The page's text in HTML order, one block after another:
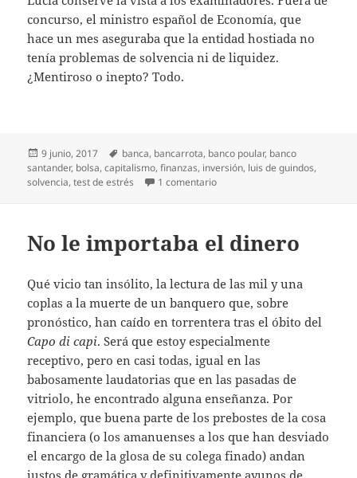
concurso, el ministro español de Economía, que
hace un mes aseguraba que la entidad hostiada no
tenía problemas de solvencia ni de liquidez.
¿Mentiroso o inepto? Todo.
Publicado
el
9 junio, 2017 Etiquetas
banca, bancarrota, banco poular, banco
santander, bolsa,capitalismo,finanzas, inversión, luis de guindos,
solvencia,test de estrés 1 comentarioen Milonga del Popular
No le importaba el dinero
Qué vicio tan insólito, la lectura de las mil y una
coplas a la muerte de un banquero que, sobre
pronóstico, han caído en torrentera tras el óbito del
Capo di capi. Será que estoy especialmente
receptivo, pero en casi todas, igual en las
babosamente laudatorias que en las pasadas de
vitriolo, he encontrado alguna enseñanza. Por
ejemplo, que buena parte de los prebostes de la cosa
financiera (o los amanuenses a los que han desviado
el encargo de la glosa de su colega finado) andan
justos de gramática y definitivamente ayunos de